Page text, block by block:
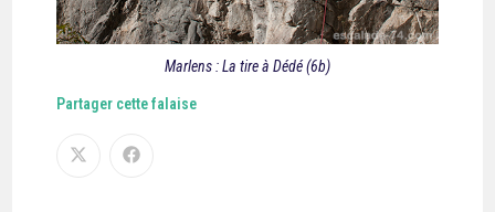
Marlens : La tire à Dédé (6b)
Partager cette falaise